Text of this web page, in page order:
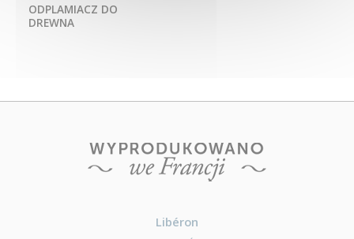
ODPLAMIACZ DO
DREWNA
Libéron